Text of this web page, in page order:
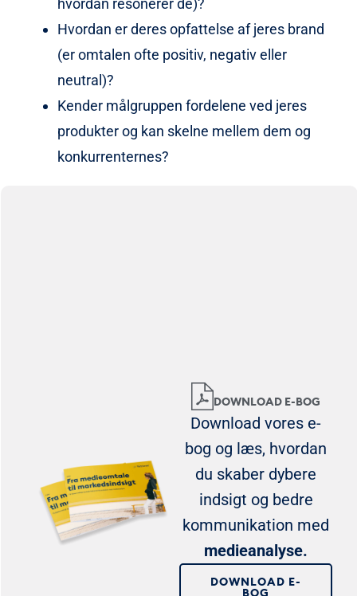
hvordan resonerer de)?
Hvordan er deres opfattelse af jeres brand
(er omtalen ofte positiv, negativ eller
neutral)?
Kender målgruppen fordelene ved jeres
produkter og kan skelne mellem dem og
konkurrenternes?
DOWNLOAD E-BOG
Download vores e-
bog og læs, hvordan
du skaber dybere
indsigt og bedre
kommunikation med
medieanalyse.
DOWNLOAD E-
BOG